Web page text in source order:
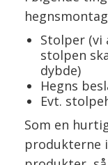
Stolper (vi
stolpen
dybde)
Hegns
Evt.
Som en
produkterne